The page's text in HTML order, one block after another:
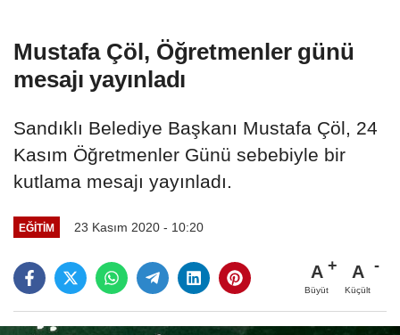
Mustafa Çöl, Öğretmenler günü
mesajı yayınladı
Sandıklı Belediye Başkanı Mustafa Çöl, 24
Kasım Öğretmenler Günü sebebiyle bir
kutlama mesajı yayınladı.
EĞITIM 23 Kasım 2020 - 10:20
A
Büyüt
A
Küçült